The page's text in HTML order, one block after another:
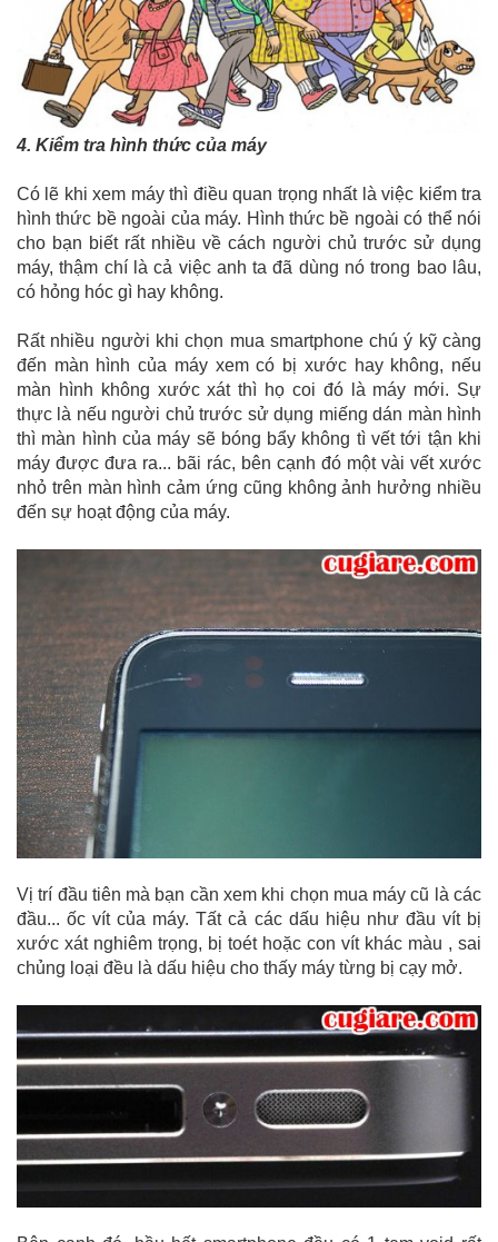
4. Kiểm tra hình thức của máy
Có lẽ khi xem máy thì điều quan trọng nhất là việc kiểm tra
hình thức bề ngoài của máy. Hình thức bề ngoài có thể nói
cho bạn biết rất nhiều về cách người chủ trước sử dụng
máy, thậm chí là cả việc anh ta đã dùng nó trong bao lâu,
có hỏng hóc gì hay không.
Rất nhiều người khi chọn mua smartphone chú ý kỹ càng
đến màn hình của máy xem có bị xước hay không, nếu
màn hình không xước xát thì họ coi đó là máy mới. Sự
thực là nếu người chủ trước sử dụng miếng dán màn hình
thì màn hình của máy sẽ bóng bẩy không tì vết tới tận khi
máy được đưa ra... bãi rác, bên cạnh đó một vài vết xước
nhỏ trên màn hình cảm ứng cũng không ảnh hưởng nhiều
đến sự hoạt động của máy.
Vị trí đầu tiên mà bạn cần xem khi chọn mua máy cũ là các
đầu... ốc vít của máy. Tất cả các dấu hiệu như đầu vít bị
xước xát nghiêm trọng, bị toét hoặc con vít khác màu , sai
chủng loại đều là dấu hiệu cho thấy máy từng bị cạy mở.